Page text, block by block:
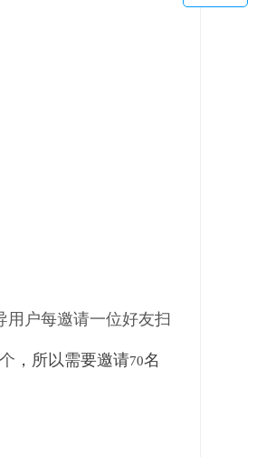
用户每邀请一位好友扫
，所以需要邀请70名